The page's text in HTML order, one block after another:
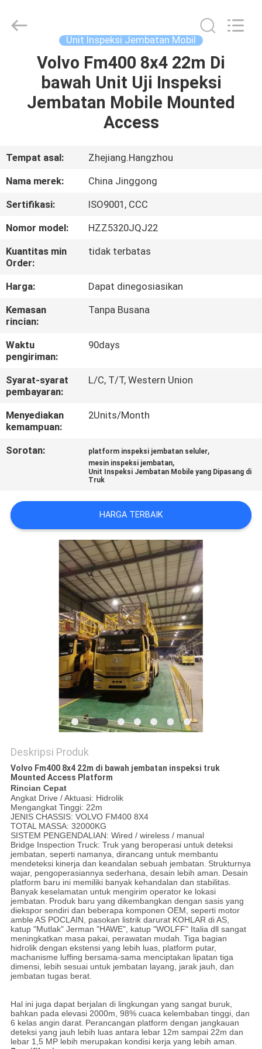
RUMAH
PRODUK
KAMI
PABRIK
KONTROL
KUALITAS
HUBUNGI
KAMI
BERITA
PERMINTAAN
PENAWARAN
KEBIJAKAN
PRIVASI
PURPOSE
VEHICLE
Unit Inspeksi Jembatan Mobil
Volvo Fm400 8x4 22m Di
bawah Unit Uji Inspeksi
Jembatan Mobile Mounted
Access
Tempat asal:
Zhejiang.Hangzhou
Nama merek:
China Jinggong
Sertifikasi:
ISO9001, CCC
Nomor model:
HZZ5320JQJ22
Kuantitas min
Order:
tidak terbatas
Harga:
Dapat dinegosiasikan
Kemasan
rincian:
Tanpa Busana
Waktu
pengiriman:
90days
Syarat-syarat
pembayaran:
L/C, T/T, Western Union
Menyediakan
kemampuan:
2Units/Month
Sorotan: platform inspeksi jembatan seluler,
mesin inspeksi jembatan,
Unit Inspeksi Jembatan Mobile yang Dipasang di
Truk
HARGA TERBAIK
Deskripsi Produk
Volvo Fm400 8x4 22m di bawah jembatan inspeksi truk
Mounted Access Platform
Rincian Cepat
Angkat Drive / Aktuasi: Hidrolik
Mengangkat Tinggi: 22m
JENIS CHASSIS: VOLVO FM400 8X4
TOTAL MASSA: 32000KG
SISTEM PENGENDALIAN: Wired / wireless / manual
Bridge Inspection Truck: Truk yang beroperasi untuk deteksi
jembatan, seperti namanya, dirancang untuk membantu
mendeteksi kinerja dan keandalan sebuah jembatan. Strukturnya
wajar, pengoperasiannya sederhana, desain lebih aman. Desain
platform baru ini memiliki banyak kehandalan dan stabilitas.
Banyak keselamatan untuk mengirim operator ke lokasi
jembatan. Produk baru yang dikembangkan dengan sasis yang
diekspor sendiri dan beberapa komponen OEM, seperti motor
amble AS POCLAIN, pasokan listrik darurat KOHLAR di AS,
katup "Mutlak" Jerman "HAWE", katup "WOLFF" Italia dll sangat
meningkatkan masa pakai, perawatan mudah. Tiga bagian
hidrolik dengan ekstensi yang lebih luas, platform putar,
machanisme luffing bersama-sama menciptakan lipatan tiga
dimensi, lebih sesuai untuk jembatan layang, jarak jauh, dan
jembatan tugas berat.
Hal ini juga dapat berjalan di lingkungan yang sangat buruk,
bahkan pada elevasi 2000m, 98% cuaca kelembaban tinggi, dan
6 kelas angin darat. Perancangan platform dengan jangkauan
deteksi yang jauh lebih luas antara lebar 12m sampai 22m dan
lebar 1,5 MP lebih merupakan kondisi kerja yang lebih aman.